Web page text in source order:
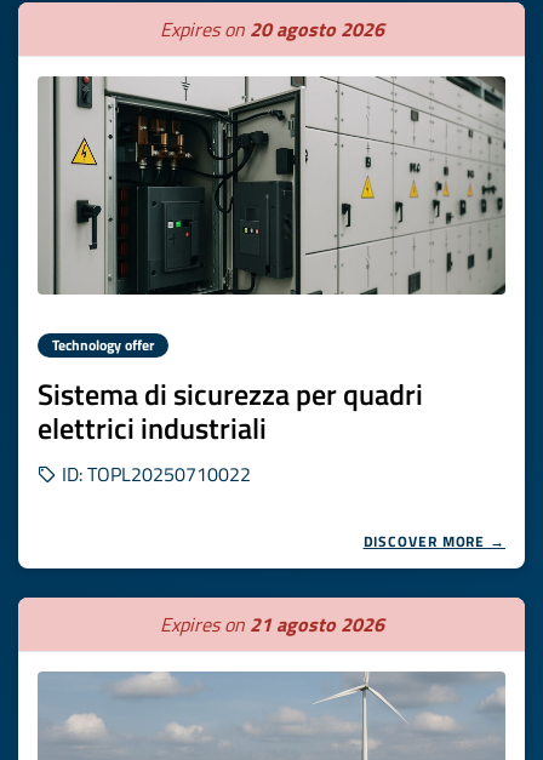
Expires on 20 agosto 2026
Technology offer
Sistema di sicurezza per quadri
elettrici industriali
ID: TOPL20250710022
DISCOVER MORE →
Expires on 21 agosto 2026